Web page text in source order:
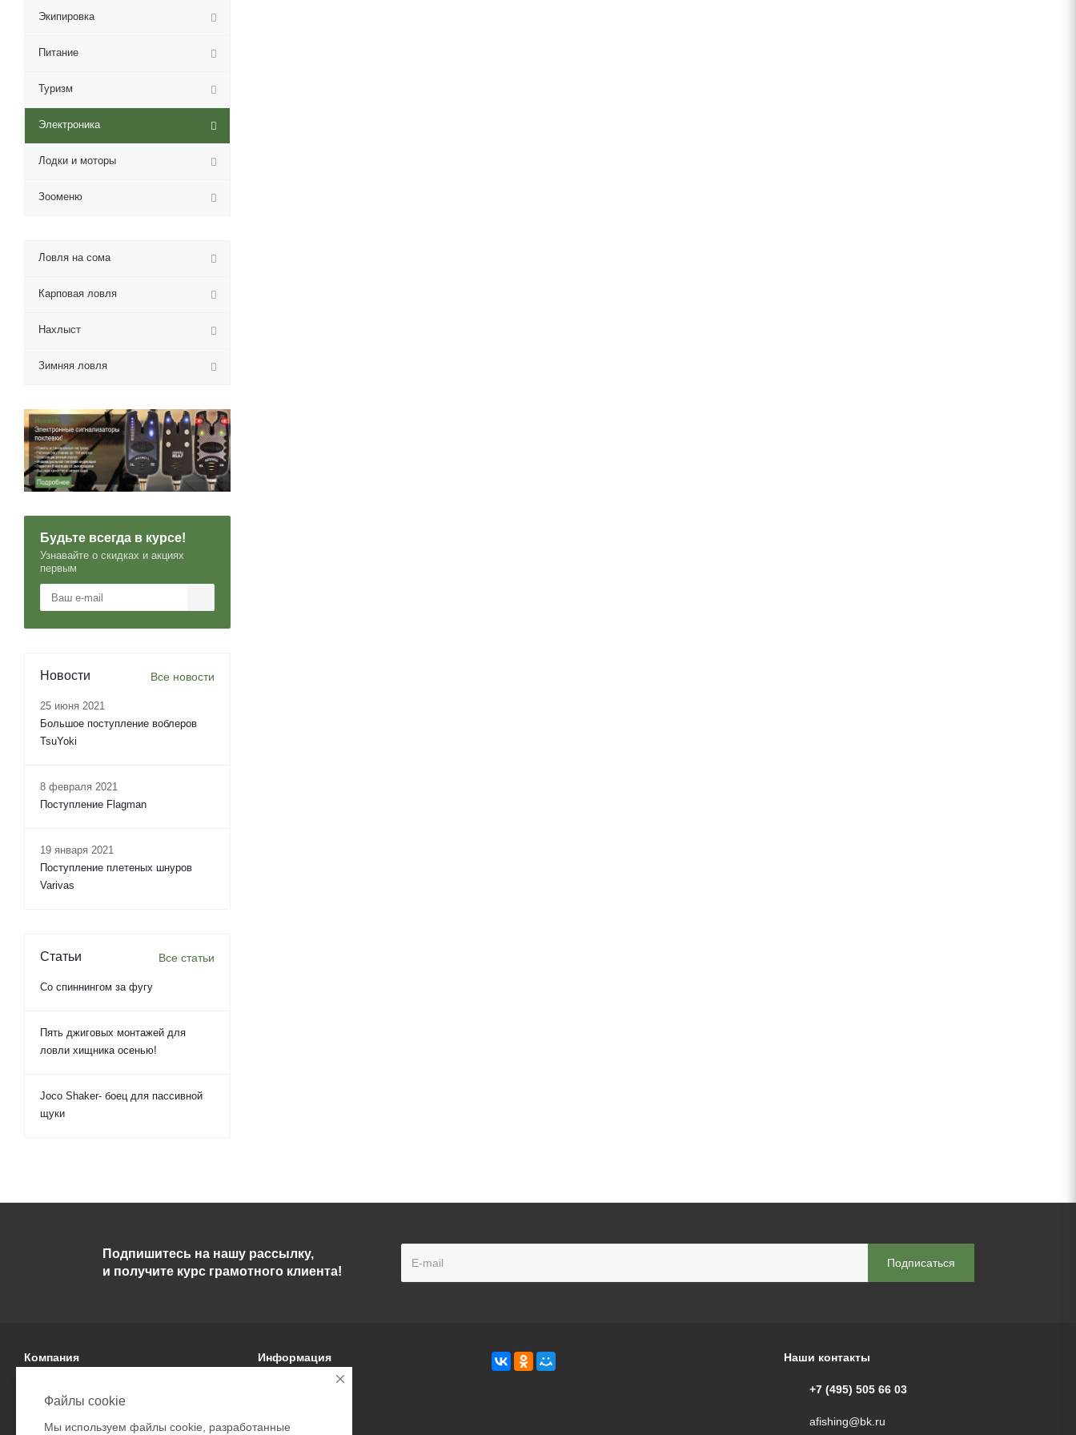
Экипировка
Питание
Туризм
Электроника
Лодки и моторы
Зооменю
Ловля на сома
Карповая ловля
Нахлыст
Зимняя ловля
Будьте всегда в курсе!
Узнавайте о скидках и акциях
первым
Новости Все новости
25 июня 2021
Большое поступление воблеров
TsuYoki
8 февраля 2021
Поступление Flagman
19 января 2021
Поступление плетеных шнуров
Varivas
Статьи Все статьи
Со спиннингом за фугу
Пять джиговых монтажей для
ловли хищника осенью!
Joco Shaker- боец для пассивной
щуки
Подпишитесь на нашу рассылку,
и получите курс грамотного клиента!
Компания
О компании
Информация Наши контакты
+7 (495) 505 66 03
afishing@bk.ru
Файлы cookie
Мы используем файлы cookie, разработанные